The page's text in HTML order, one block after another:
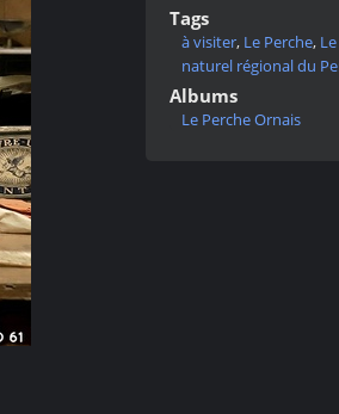
Tags
à visiter, Le Perche,
naturel régional du
Albums
Le Perche Ornais